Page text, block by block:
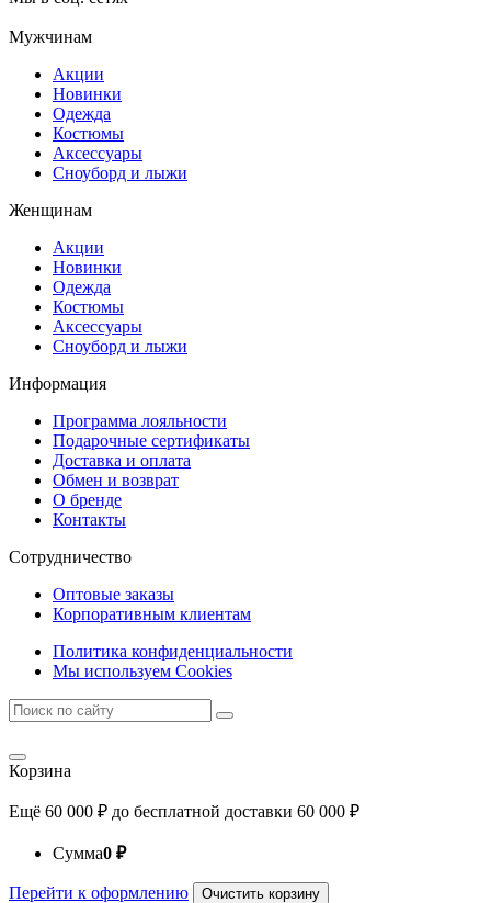
Мужчинам
Акции
Новинки
Одежда
Костюмы
Аксессуары
Сноуборд и лыжи
Женщинам
Акции
Новинки
Одежда
Костюмы
Аксессуары
Сноуборд и лыжи
Информация
Программа лояльности
Подарочные сертификаты
Доставка и оплата
Обмен и возврат
О бренде
Контакты
Сотрудничество
Оптовые заказы
Корпоративным клиентам
Политика конфиденциальности
Мы используем Cookies
Корзина
Ещё 60 000 ₽ до бесплатной доставки 60 000 ₽
Сумма0 ₽
Перейти к оформлению Очистить корзину